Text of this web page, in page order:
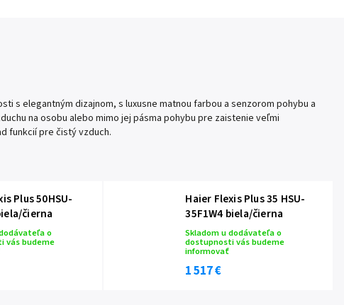
s elegantným dizajnom, s luxusne matnou farbou a senzorom pohybu a
na osobu alebo mimo jej pásma pohybu pre zaistenie veľmi
funkcií pre čistý vzduch.
Plus 50HSU-
čierna
o
vás budeme
Haier Flexis Plus 35 HSU-
35F1W4 biela/čierna
Skladom u dodávateľa o
dostupnosti vás budeme
informovať
1 517 €